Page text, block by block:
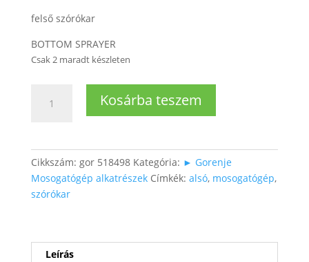
felső szórókar
BOTTOM SPRAYER
Csak 2 maradt készleten
Kosárba teszem
Cikkszám: gor 518498 Kategória: ► Gorenje
Mosogatógép alkatrészek Címkék: alsó, mosogatógép,
szórókar
Leírás